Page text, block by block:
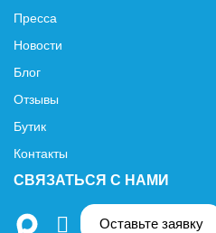
Пресса
Новости
Блог
Отзывы
Бутик
Контакты
СВЯЗАТЬСЯ С НАМИ
Оставьте заявку